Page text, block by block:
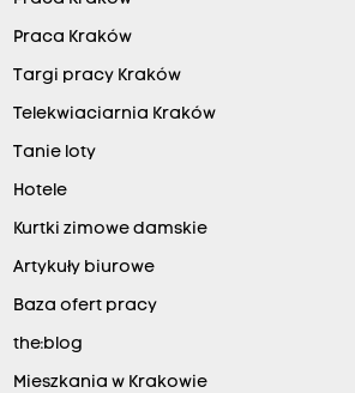
Praca Kraków
Targi pracy Kraków
Telekwiaciarnia Kraków
Tanie loty
Hotele
Kurtki zimowe damskie
Artykuły biurowe
Baza ofert pracy
the:blog
Mieszkania w Krakowie